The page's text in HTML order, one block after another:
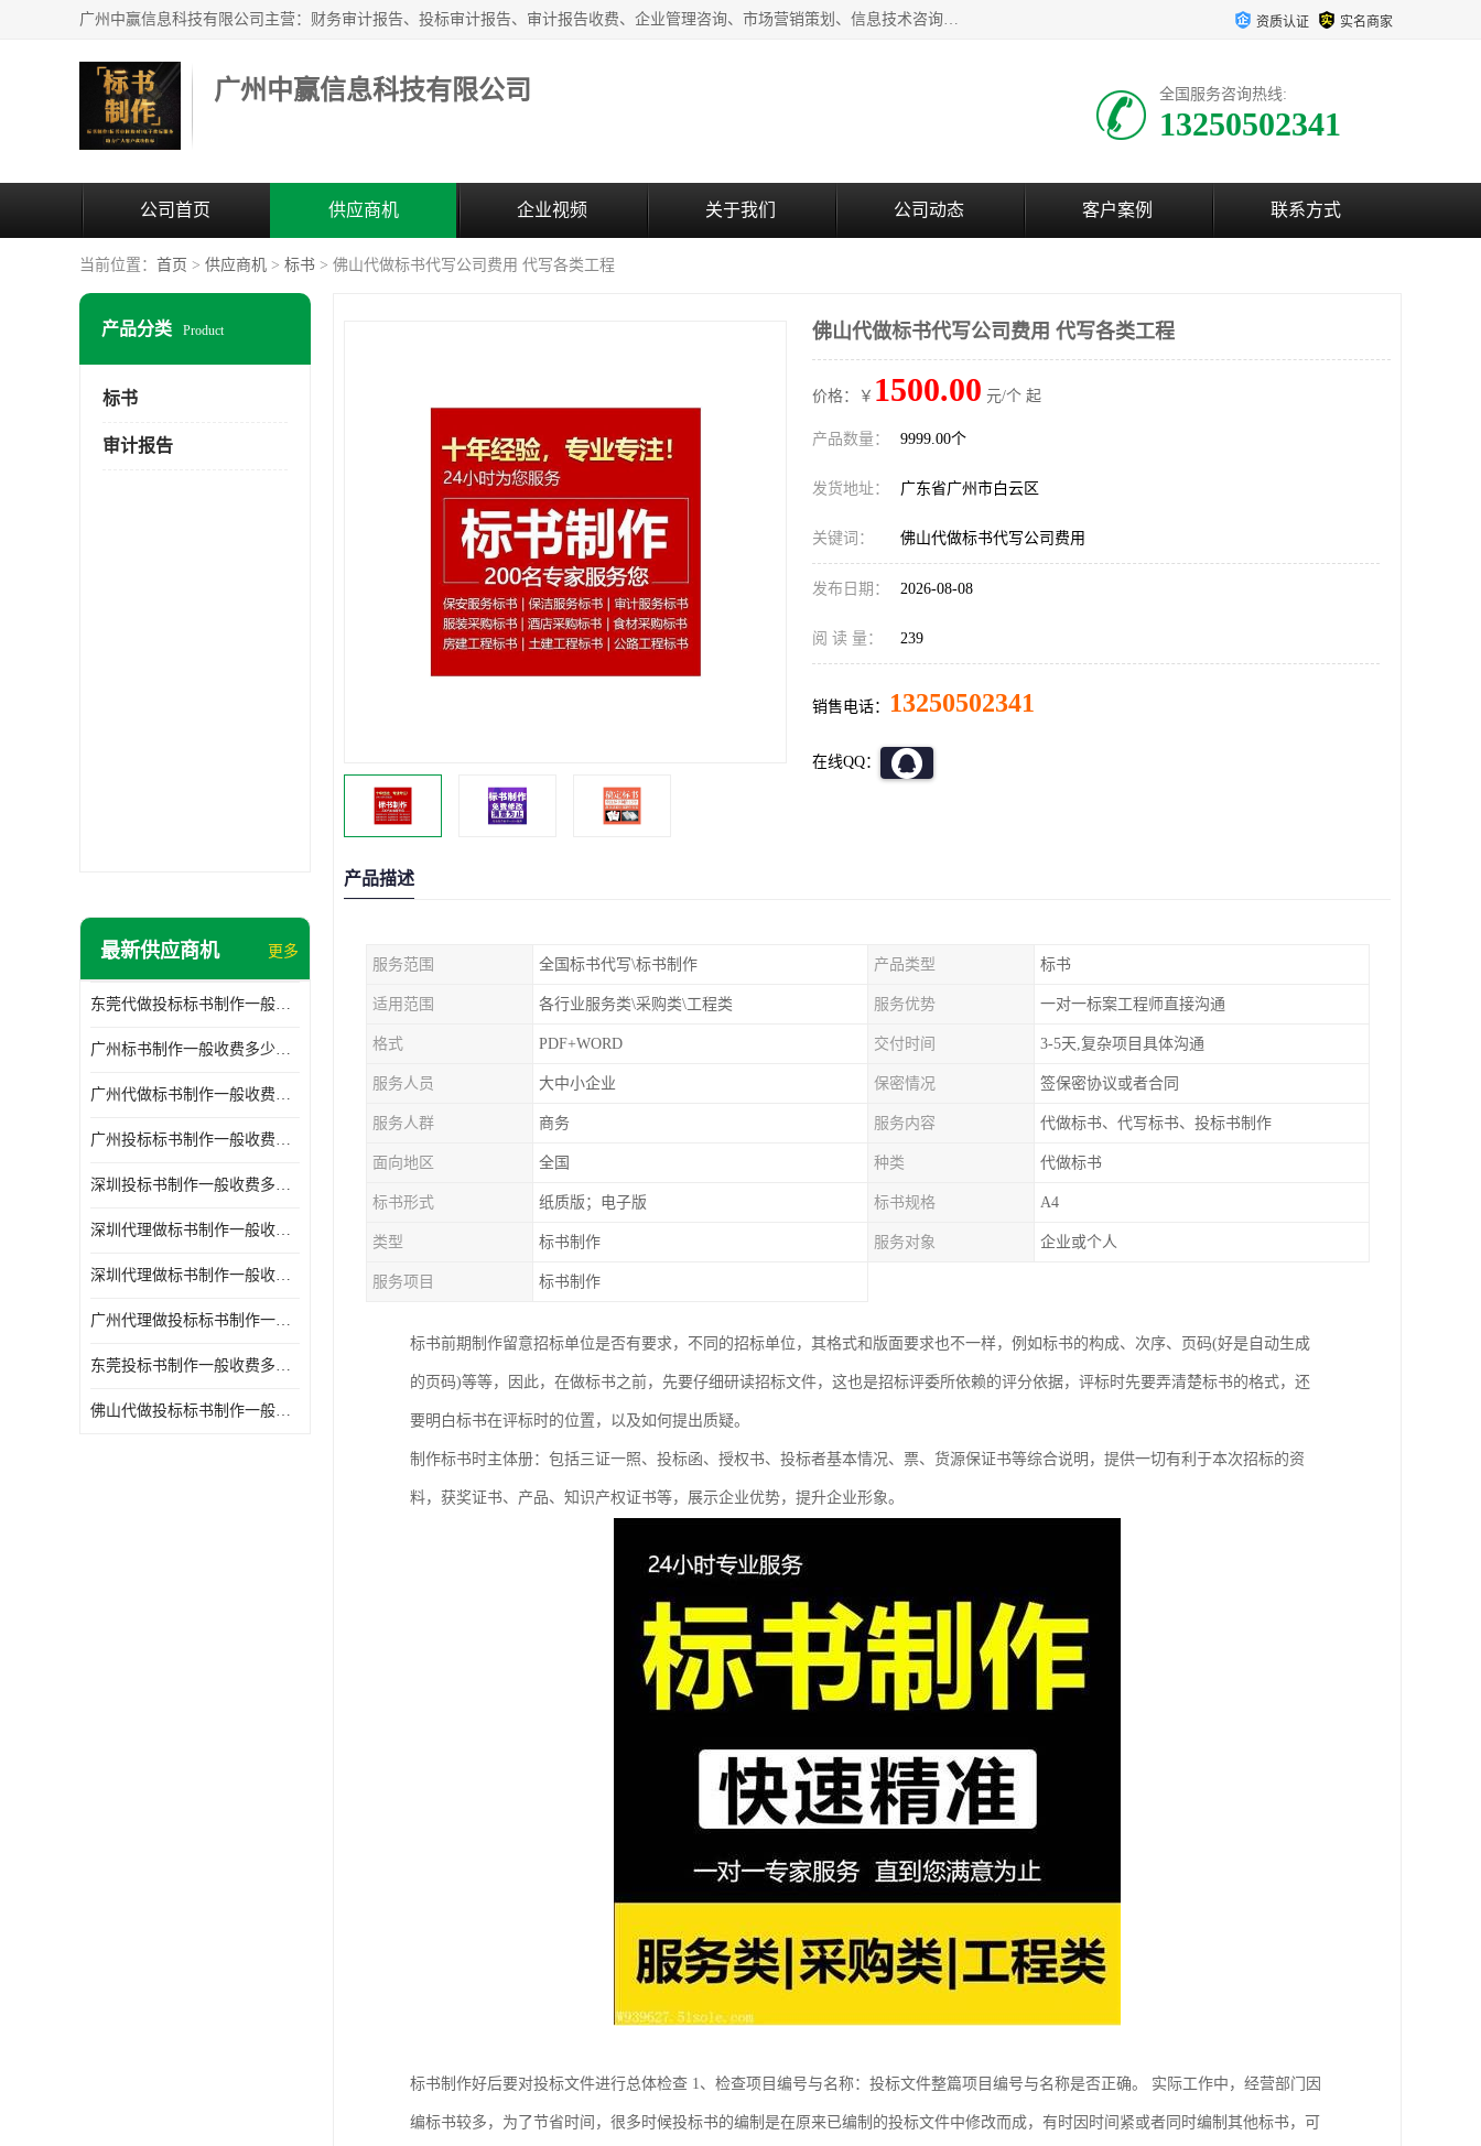
广州中赢信息科技有限公司主营：财务审计报告、投标审计报告、审计报告收费、企业管理咨询、市场营销策划、信息技术咨询服务、广告制作、会议及展览服务、软件开发 资质认证 实名商家
广州中赢信息科技有限公司 全国服务咨询热线:
13250502341
公司首页 供应商机 企业视频 关于我们 公司动态 客户案例 联系方式
当前位置： 首页 > 供应商机 > 标书 > 佛山代做标书代写公司费用 代写各类工程
产品分类 Product
标书
审计报告
最新供应商机 更多
东莞代做投标标书制作一般收费多少钱 服务好
广州标书制作一般收费多少钱 周期快
广州代做标书制作一般收费多少钱 经验丰富
广州投标标书制作一般收费多少钱 一对一服务
深圳投标书制作一般收费多少钱 代写各类工程
深圳代理做标书制作一般收费多少钱 满足客户需求
深圳代理做标书制作一般收费多少钱 诚信合作
广州代理做投标标书制作一般收费多少钱 满足客户需求
东莞投标书制作一般收费多少钱 服务好
佛山代做投标标书制作一般收费多少钱 经验丰富
佛山代做标书代写公司费用 代写各类工程
价格：￥ 1500.00 元/个 起
产品数量： 9999.00个
发货地址： 广东省广州市白云区
关键词： 佛山代做标书代写公司费用
发布日期： 2026-08-08
阅 读 量： 239
销售电话： 13250502341
在线QQ：
产品描述
服务范围 全国标书代写\标书制作 产品类型 标书
适用范围 各行业服务类\采购类\工程类 服务优势 一对一标案工程师直接沟通
格式 PDF+WORD 交付时间 3-5天,复杂项目具体沟通
服务人员 大中小企业 保密情况 签保密协议或者合同
服务人群 商务 服务内容 代做标书、代写标书、投标书制作
面向地区 全国 种类 代做标书
标书形式 纸质版；电子版 标书规格 A4
类型 标书制作 服务对象 企业或个人
服务项目 标书制作
标书前期制作留意招标单位是否有要求，不同的招标单位，其格式和版面要求也不一样，例如标书的构成、次序、页码(好是自动生成
的页码)等等，因此，在做标书之前，先要仔细研读招标文件，这也是招标评委所依赖的评分依据，评标时先要弄清楚标书的格式，还
要明白标书在评标时的位置，以及如何提出质疑。
制作标书时主体册：包括三证一照、投标函、授权书、投标者基本情况、票、货源保证书等综合说明，提供一切有利于本次招标的资
料，获奖证书、产品、知识产权证书等，展示企业优势，提升企业形象。
标书制作好后要对投标文件进行总体检查 1、检查项目编号与名称：投标文件整篇项目编号与名称是否正确。 实际工作中，经营部门因
编标书较多，为了节省时间，很多时候投标书的编制是在原来已编制的投标文件中修改而成，有时因时间紧或者同时编制其他标书，可